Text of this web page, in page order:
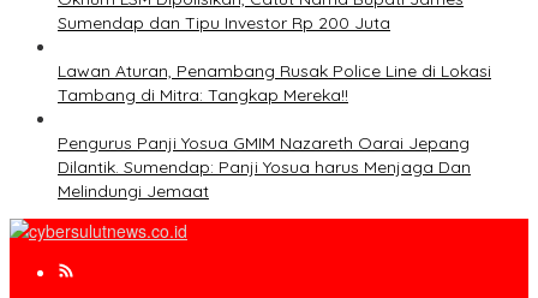
Sumendap dan Tipu Investor Rp 200 Juta
Lawan Aturan, Penambang Rusak Police Line di Lokasi
Tambang di Mitra: Tangkap Mereka!!
Pengurus Panji Yosua GMIM Nazareth Oarai Jepang
Dilantik. Sumendap: Panji Yosua harus Menjaga Dan
Melindungi Jemaat